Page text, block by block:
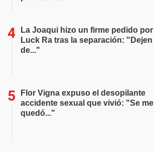
La Joaqui hizo un firme pedido por
Luck Ra tras la separación: "Dejen
de..."
Flor Vigna expuso el desopilante
accidente sexual que vivió: "Se me
quedó..."